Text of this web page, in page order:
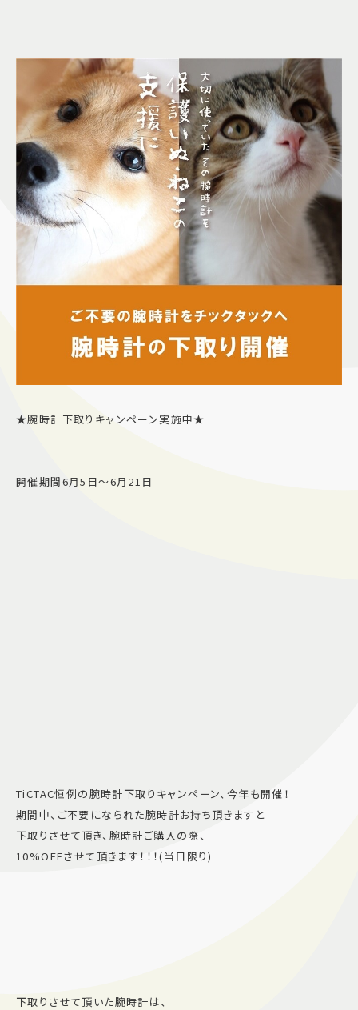
★腕時計下取りキャンペーン実施中★
開催期間6月5日〜6月21日
TiCTAC恒例の腕時計下取りキャンペーン、今年も開催！
期間中、ご不要になられた腕時計お持ち頂きますと
下取りさせて頂き、腕時計ご購入の際、
10%OFFさせて頂きます！！！(当日限り)
下取りさせて頂いた腕時計は、